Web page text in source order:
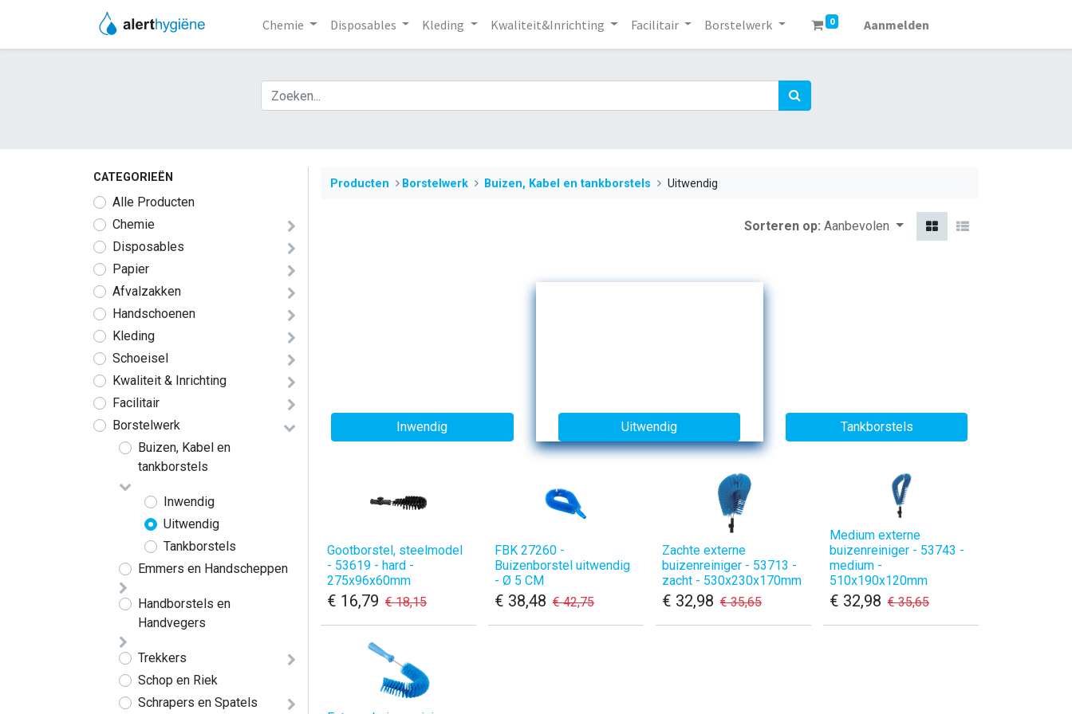
Chemie Disposables Kleding Kwaliteit&Inrichting Facilitair Borstelwerk 0 Aanmelden
CATEGORIEËN
Alle Producten
​​​​​​​​​​​​​​​​​​​​​​​​​​​​​​​​​​​​​​​​​​​​​​​​​​Chemie
​​​Disposables
Papier
Afvalzakken
Handschoenen
​​​​​​​​Kleding
​​​​​​​​Schoeisel
​​​Kwaliteit & Inrichting
Facilitair
​​​​​​​​​​​​​​​​​​​​​Borstelwerk
Buizen, Kabel en
tankborstels
Inwendig
Uitwendig
Tankborstels
​Emmers en Handscheppen
​​Handborstels en
Handvegers
​​​Trekkers
Schop en Riek
Schrapers en Spatels
Producten ​​​​​​​​​​​​​​​​​​​​​Borstelwerk Buizen, Kabel en tankborstels Uitwendig
Sorteren op: Aanbevolen
Inwendig Uitwendig Tankborstels
​Gootborstel, steelmodel
- 53619 - hard -
275x96x60mm
€ 16,79 €18,15
FBK 27260 - ​
Buizenborstel uitwendig
- Ø 5 CM
€ 38,48 €42,75
Zachte externe
buizenreiniger - 53713 -
zacht - 530x230x170mm
€ 32,98 €35,65
Medium externe
buizenreiniger - 53743 -
medium -
510x190x120mm
€ 32,98 €35,65